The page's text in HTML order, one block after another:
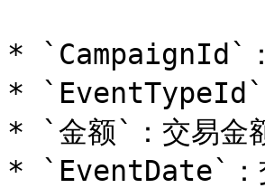
* `CampaignId`
* `EventTypeId`
* `金额`：交易金
* `EventDate`：